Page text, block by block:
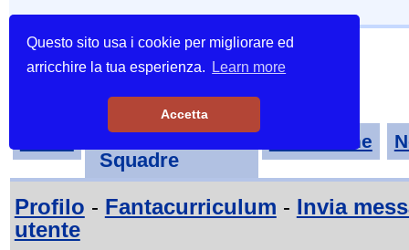
Questo sito usa i cookie per migliorare ed
arricchire la tua esperienza.
Learn more
Accetta
Tornei-
Squadre
Classifiche
Profilo - Fantacurriculum - Invia
utente